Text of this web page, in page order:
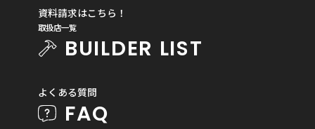
資料請求はこちら！
取扱店一覧
BUILDER LIST
よくある質問
FAQ